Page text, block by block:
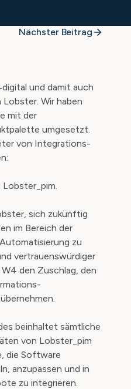
Nächster Beitrag
und damit auch
Wir haben
mit der
umgesetzt.
von Integrations-
sich zukünftig
im Bereich der
zu
vertrauenswürdiger
den Zuschlag, den
beinhaltet sämtliche
von Lobster_pim
die Software
anzupassen und in
zu integrieren.